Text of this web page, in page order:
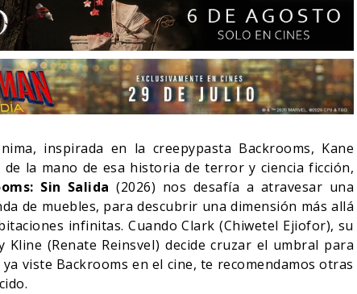
inspirada en la creepypasta Backrooms, Kane
la mano de esa historia de terror y ciencia ficción,
Sin Salida (2026) nos desafía a atravesar una
de muebles, para descubrir una dimensión más allá
infinitas. Cuando Clark (Chiwetel Ejiofor), su
(Renate ReinsveI) decide cruzar el umbral para
viste Backrooms en el cine, te recomendamos otras